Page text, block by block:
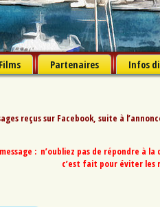
Partenaires Infos
reçus sur Facebook, suite à
: n’oubliez pas de répondre à
c’est fait pour éviter les